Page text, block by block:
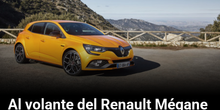
Al volante del Renault Mégane